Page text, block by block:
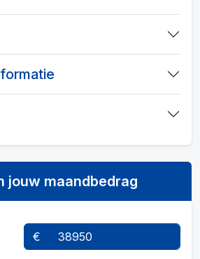
jouw maandbedrag
€